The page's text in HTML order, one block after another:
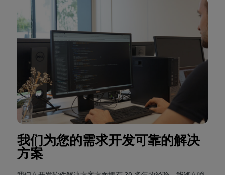
我们为您的需求开发可靠的解决
方案